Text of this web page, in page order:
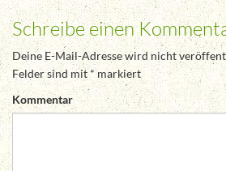
Schreibe einen
Deine E-Mail-Adresse wird nicht
Felder sind mit*markiert
Kommentar